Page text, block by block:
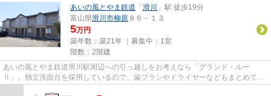
あいの風とやま鉄道 「 滑川
」駅 徒歩19分
富山県滑川市柳原 ８６－１３
5万円
築年数：築21年 ｜募集中： 1室
階数：2階建
あいの風とやま鉄道滑川駅周辺への引っ越しをお考えなら「グランド・ルー
Ⅱ」。独立洗面台を採用しているので、歯ブラシやドライヤーなどもまとめてス